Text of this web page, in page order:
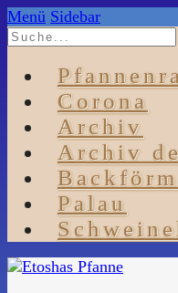
Menü Sidebar
Corona
Archiv
Archiv
Palau